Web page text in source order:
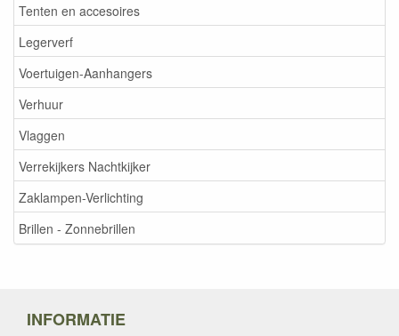
Tenten en accesoires
Legerverf
Voertuigen-Aanhangers
Verhuur
Vlaggen
Verrekijkers Nachtkijker
Zaklampen-Verlichting
Brillen - Zonnebrillen
INFORMATIE